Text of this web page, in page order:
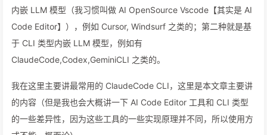
内嵌 LLM 模型（我习惯叫做 AI OpenSource Vscode【其实是 AI
Code Editor】），例如 Cursor, Windsurf 之类的；第二种就是基
于 CLI 类型内嵌 LLM 模型，例如有
ClaudeCode,Codex,GeminiCLI 之类的。
我在这里主要讲最常用的 ClaudeCode CLI，这里是本文章主要讲
的内容（但是我也会大概讲一下 AI Code Editor 工具和 CLI 类型
的一些差异性，因为这些工具的一些实现原理并不同，所以使用方